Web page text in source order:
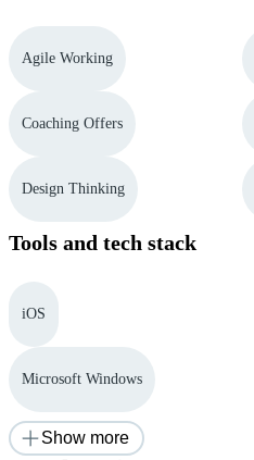
Agile Working
Coaching Offers
Design Thinking
Tools and tech stack
iOS
Microsoft Windows
Show more